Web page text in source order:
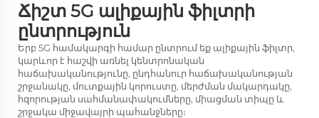
Ճիշտ 5G ալիքային ֆիլտրի
ընտրություն
Երբ 5G համակարգի համար ընտրում եք ալիքային ֆիլտր,
կարևոր է հաշվի առնել կենտրոնական
հաճախականությունը, ընդհանուր հաճախականության
շրջանակը, մուտքային կորուստը, մերժման մակարդակը,
հզորության սահմանափակումները, միացման տիպը և
շրջակա միջավայրի պահանջները։